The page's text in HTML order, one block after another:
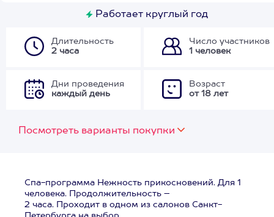
Работает круглый год
Длительность
2 часа
Число участников
1 человек
Дни проведения
каждый день
Возраст
от 18 лет
Посмотреть варианты покупки
Спа-программа Нежность прикосновений. Для 1
человека. Продолжительность –
2 часа. Проходит в одном из салонов Санкт-